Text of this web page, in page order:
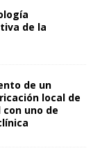
de la
de un
local de
uno de